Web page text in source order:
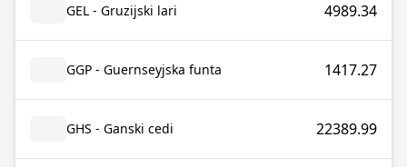
GEL - Gruzijski lari 4989.34
GGP - Guernseyjska funta 1417.27
GHS - Ganski cedi 22389.99